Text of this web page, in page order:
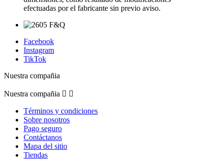
efectuadas por el fabricante sin previo aviso.
Facebook
Instagram
TikTok
Nuestra compañia
Nuestra compañia  
Términos y condiciones
Sobre nosotros
Pago seguro
Contáctanos
Mapa del sitio
Tiendas